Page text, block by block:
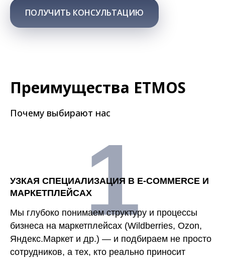
ПОЛУЧИТЬ КОНСУЛЬТАЦИЮ
Преимущества ETMOS
Почему выбирают нас
УЗКАЯ СПЕЦИАЛИЗАЦИЯ В E-COMMERCE И
МАРКЕТПЛЕЙСАХ
Мы глубоко понимаем структуру и процессы
бизнеса на маркетплейсах (Wildberries, Ozon,
Яндекс.Маркет и др.) — и подбираем не просто
сотрудников, а тех, кто реально приносит
1